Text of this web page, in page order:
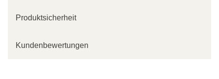
Produktsicherheit
Kundenbewertungen